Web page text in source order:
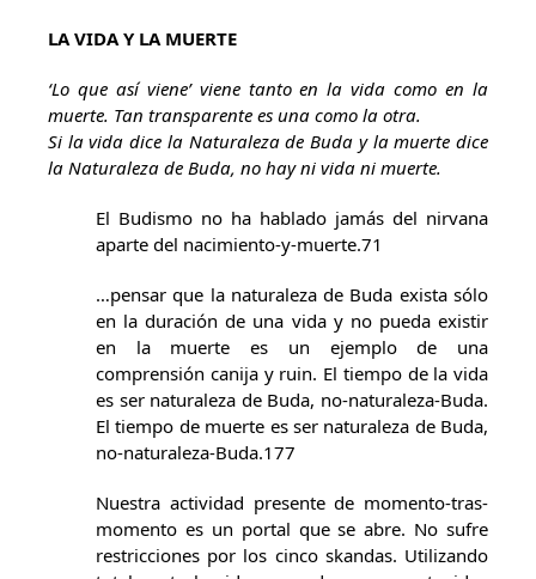
LA VIDA Y LA MUERTE
‘Lo que así viene’ viene tanto en la vida como en la
muerte. Tan transparente es una como la otra.
Si la vida dice la Naturaleza de Buda y la muerte dice
la Naturaleza de Buda, no hay ni vida ni muerte.
El Budismo no ha hablado jamás del nirvana
aparte del nacimiento-y-muerte.71
…pensar que la naturaleza de Buda exista sólo
en la duración de una vida y no pueda existir
en la muerte es un ejemplo de una
comprensión canija y ruin. El tiempo de la vida
es ser naturaleza de Buda, no-naturaleza-Buda.
El tiempo de muerte es ser naturaleza de Buda,
no-naturaleza-Buda.177
Nuestra actividad presente de momento-tras-
momento es un portal que se abre. No sufre
restricciones por los cinco skandas. Utilizando